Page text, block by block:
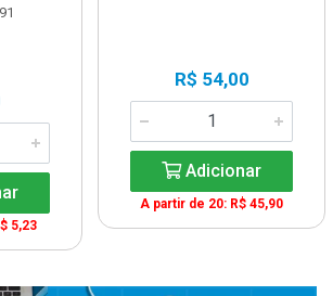
5,23
R$ 54,00
Adicionar
A partir de 20: R$ 45,90